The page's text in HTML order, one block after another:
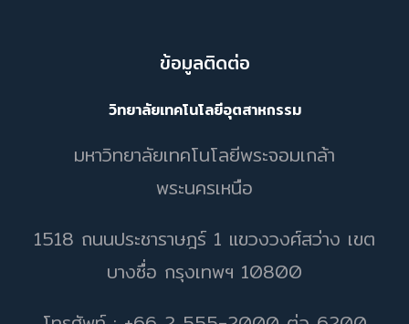
ข้อมูลติดต่อ
วิทยาลัยเทคโนโลยีอุตสาหกรรม
มหาวิทยาลัยเทคโนโลยีพระจอมเกล้า
พระนครเหนือ
1518 ถนนประชาราษฎร์ 1 แขวงวงศ์สว่าง เขต
บางซื่อ กรุงเทพฯ 10800